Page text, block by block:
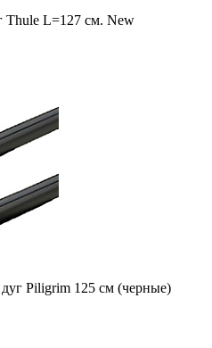
Thule L=127 см. New
Piligrim 125 см (черные)